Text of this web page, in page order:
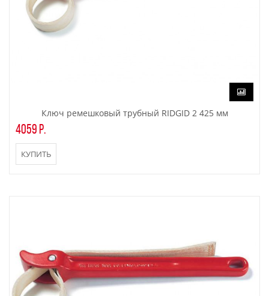
Ключ ремешковый трубный RIDGID 2 425 мм
4059 р.
КУПИТЬ